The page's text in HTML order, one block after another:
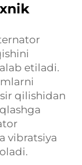
etiladi.
qilishidan
vibratsiya